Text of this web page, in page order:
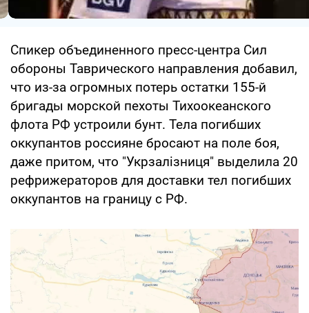
Спикер объединенного пресс-центра Сил
обороны Таврического направления добавил,
что из-за огромных потерь остатки 155-й
бригады морской пехоты Тихоокеанского
флота РФ устроили бунт. Тела погибших
оккупантов россияне бросают на поле боя,
даже притом, что "Укрзалізниця" выделила 20
рефрижераторов для доставки тел погибших
оккупантов на границу с РФ.